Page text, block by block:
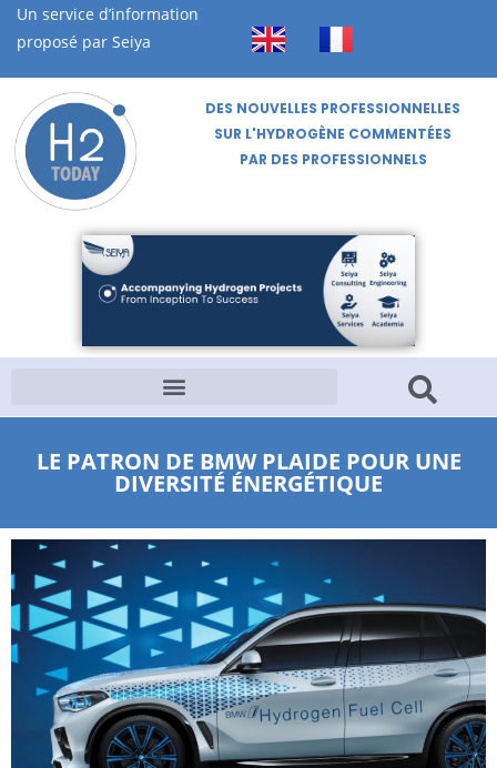
Un service d’information
proposé par Seiya
DES NOUVELLES PROFESSIONNELLES
SUR L'HYDROGÈNE COMMENTÉES
PAR DES PROFESSIONNELS
LE PATRON DE BMW PLAIDE POUR UNE
DIVERSITÉ ÉNERGÉTIQUE